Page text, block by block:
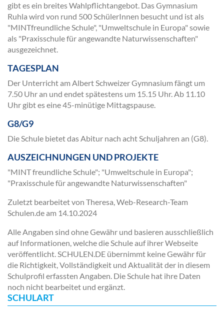
gibt es ein breites Wahlpflichtangebot. Das Gymnasium
Ruhla wird von rund 500 SchülerInnen besucht und ist als
"MINTfreundliche Schule", "Umweltschule in Europa" sowie
als "Praxisschule für angewandte Naturwissenschaften"
ausgezeichnet.
TAGESPLAN
Der Unterricht am Albert Schweizer Gymnasium fängt um
7.50 Uhr an und endet spätestens um 15.15 Uhr. Ab 11.10
Uhr gibt es eine 45-minütige Mittagspause.
G8/G9
Die Schule bietet das Abitur nach acht Schuljahren an (G8).
AUSZEICHNUNGEN UND PROJEKTE
"MINT freundliche Schule"; "Umweltschule in Europa";
"Praxisschule für angewandte Naturwissenschaften"
Zuletzt bearbeitet von Theresa, Web-Research-Team
Schulen.de am 14.10.2024
Alle Angaben sind ohne Gewähr und basieren ausschließlich
auf Informationen, welche die Schule auf ihrer Webseite
veröffentlicht. SCHULEN.DE übernimmt keine Gewähr für
die Richtigkeit, Vollständigkeit und Aktualität der in diesem
Schulprofil erfassten Angaben. Die Schule hat ihre Daten
noch nicht bearbeitet und ergänzt.
SCHULART